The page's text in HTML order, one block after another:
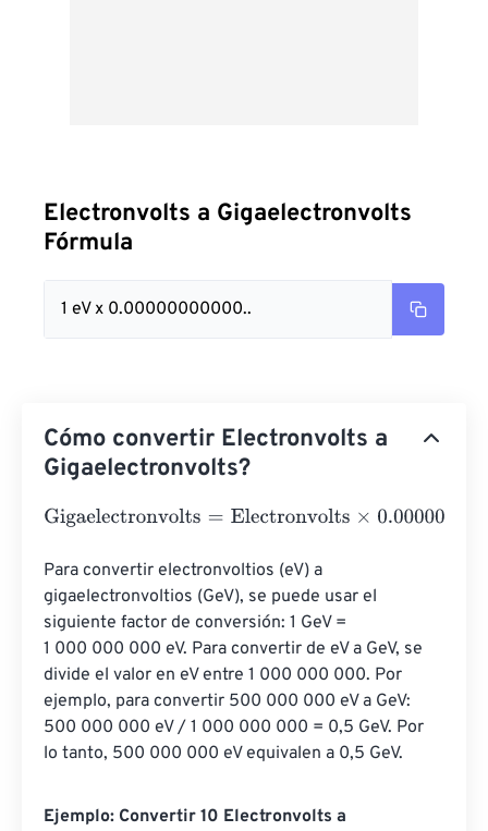
Electronvolts a Gigaelectronvolts
Fórmula
1 eV x 0.00000000000..
Cómo convertir Electronvolts a
Gigaelectronvolts?
Gigaelectronvolts=Electronvolts×
Para convertir electronvoltios (eV) a
gigaelectronvoltios (GeV), se puede usar el
siguiente factor de conversión: 1 GeV =
1 000 000 000 eV. Para convertir de eV a GeV, se
divide el valor en eV entre 1 000 000 000. Por
ejemplo, para convertir 500 000 000 eV a GeV:
500 000 000 eV / 1 000 000 000 = 0,5 GeV. Por
lo tanto, 500 000 000 eV equivalen a 0,5 GeV.
Ejemplo: Convertir 10 Electronvolts a